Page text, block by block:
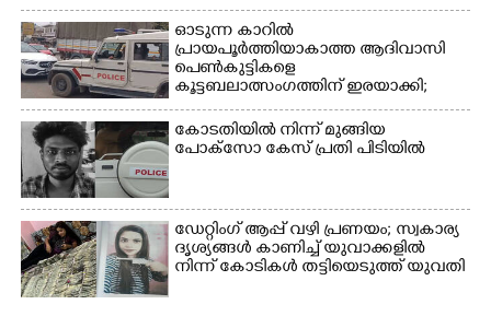
ഓടുന്ന കാറിൽ
പ്രായപൂർത്തിയാകാത്ത ആദിവാസി
പെൺകുട്ടികളെ
കൂട്ടബലാത്സംഗത്തിന് ഇരയാക്കി;
മൂന്ന് പേർ പിടിയിൽ
കോടതിയിൽ നിന്ന് മുങ്ങിയ
പോക്സോ കേസ് പ്രതി പിടിയിൽ
ഡേറ്റിംഗ് ആപ്പ് വഴി പ്രണയം; സ്വകാര്യ
ദൃശ്യങ്ങൾ കാണിച്ച് യുവാക്കളിൽ
നിന്ന് കോടികൾ തട്ടിയെടുത്ത് യുവതി